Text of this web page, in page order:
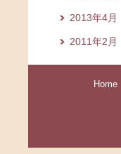
2013年4月
2011年2月
Home